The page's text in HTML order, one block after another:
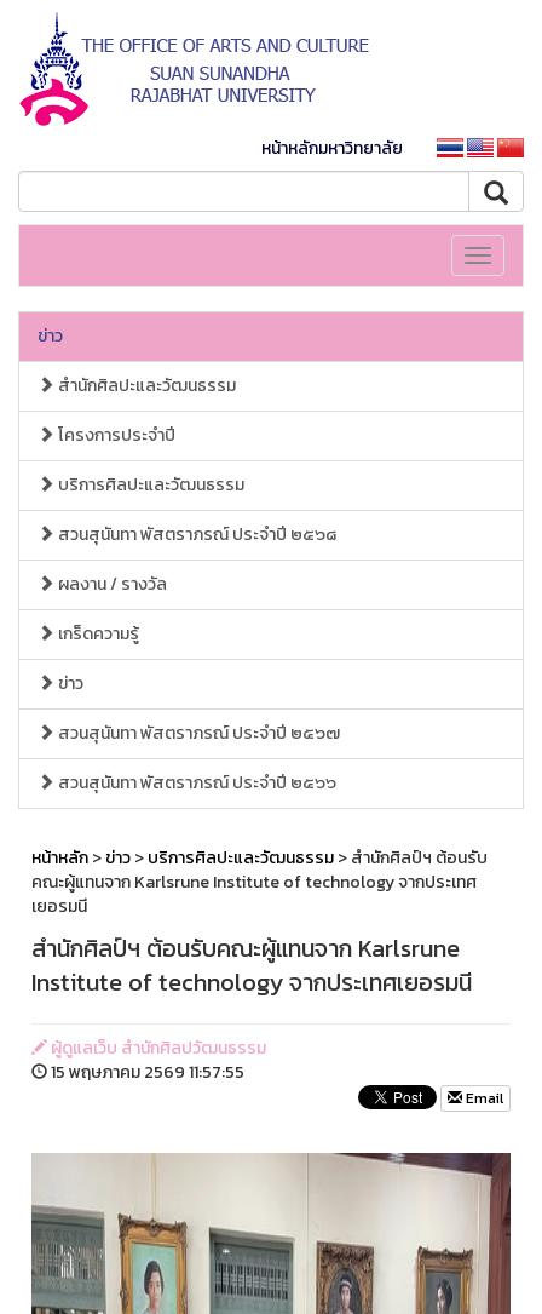
หน้าหลักมหาวิทยาลัย
Toggle
ข่าว
สำนักศิลปะและวัฒนธรรม
โครงการประจำปี
บริการศิลปะและวัฒนธรรม
สวนสุนันทา พัสตราภรณ์ ประจำปี ๒๕๖๘
ผลงาน / รางวัล
เกร็ดความรู้
ข่าว
สวนสุนันทา พัสตราภรณ์ ประจำปี ๒๕๖๗
สวนสุนันทา พัสตราภรณ์ ประจำปี ๒๕๖๖
หน้าหลัก>ข่าว>บริการศิลปะและวัฒนธรรม> สำนักศิลป์ฯ ต้อนรับ
คณะผู้แทนจาก Karlsrune Institute of technology จากประเทศ
เยอรมนี
สำนักศิลป์ฯ ต้อนรับคณะผู้แทนจาก Karlsrune
Institute of technology จากประเทศเยอรมนี
ผู้ดูแลเว็บ สำนักศิลปวัฒนธรรม
15 พฤษภาคม 2569 11:57:55
Email